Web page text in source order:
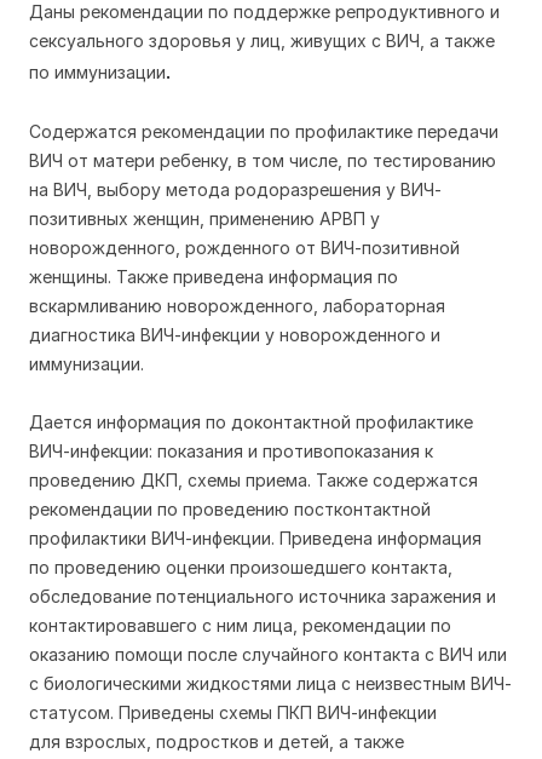
Даны рекомендации по поддержке репродуктивного и
сексуального здоровья у лиц, живущих с ВИЧ, а также
по иммунизации.
Содержатся рекомендации по профилактике передачи
ВИЧ от матери ребенку, в том числе, по тестированию
на ВИЧ, выбору метода родоразрешения у ВИЧ-
позитивных женщин, применению АРВП у
новорожденного, рожденного от ВИЧ-позитивной
женщины. Также приведена информация по
вскармливанию новорожденного, лабораторная
диагностика ВИЧ-инфекции у новорожденного и
иммунизации.
Дается информация по доконтактной профилактике
ВИЧ-инфекции: показания и противопоказания к
проведению ДКП, схемы приема. Также содержатся
рекомендации по проведению постконтактной
профилактики ВИЧ-инфекции. Приведена информация
по проведению оценки произошедшего контакта,
обследование потенциального источника заражения и
контактировавшего с ним лица, рекомендации по
оказанию помощи после случайного контакта с ВИЧ или
с биологическими жидкостями лица с неизвестным ВИЧ-
статусом. Приведены схемы ПКП ВИЧ-инфекции
для взрослых, подростков и детей, а также